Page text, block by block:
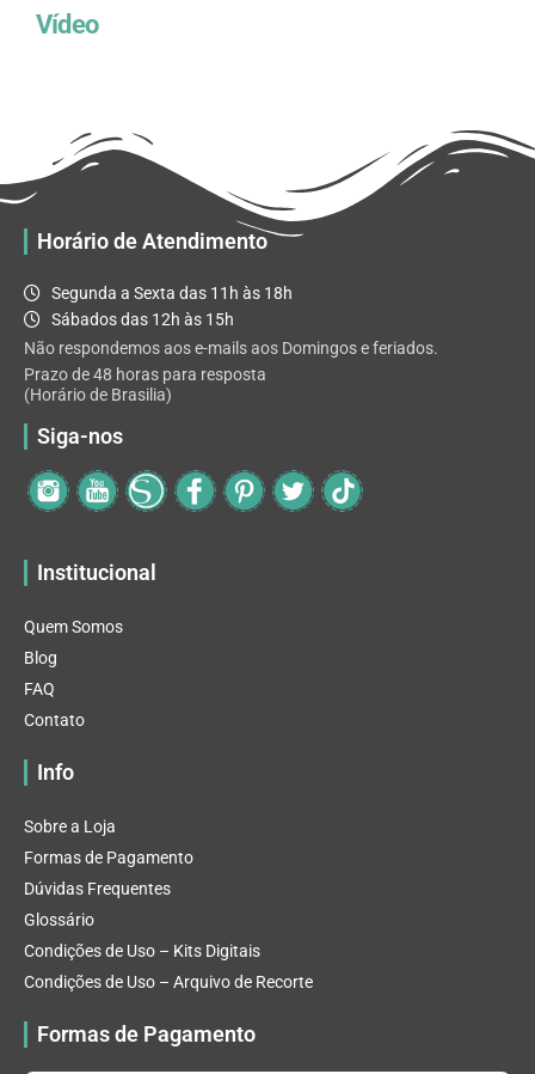
Vídeo
Horário de Atendimento
Segunda a Sexta das 11h às 18h
Sábados das 12h às 15h
Não respondemos aos e-mails aos Domingos e feriados.
Prazo de 48 horas para resposta
(Horário de Brasilia)
Siga-nos
Institucional
Quem Somos
Blog
FAQ
Contato
Info
Sobre a Loja
Formas de Pagamento
Dúvidas Frequentes
Glossário
Condições de Uso – Kits Digitais
Condições de Uso – Arquivo de Recorte
Formas de Pagamento